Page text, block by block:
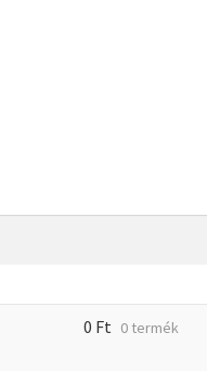
0 Ft 0 termék